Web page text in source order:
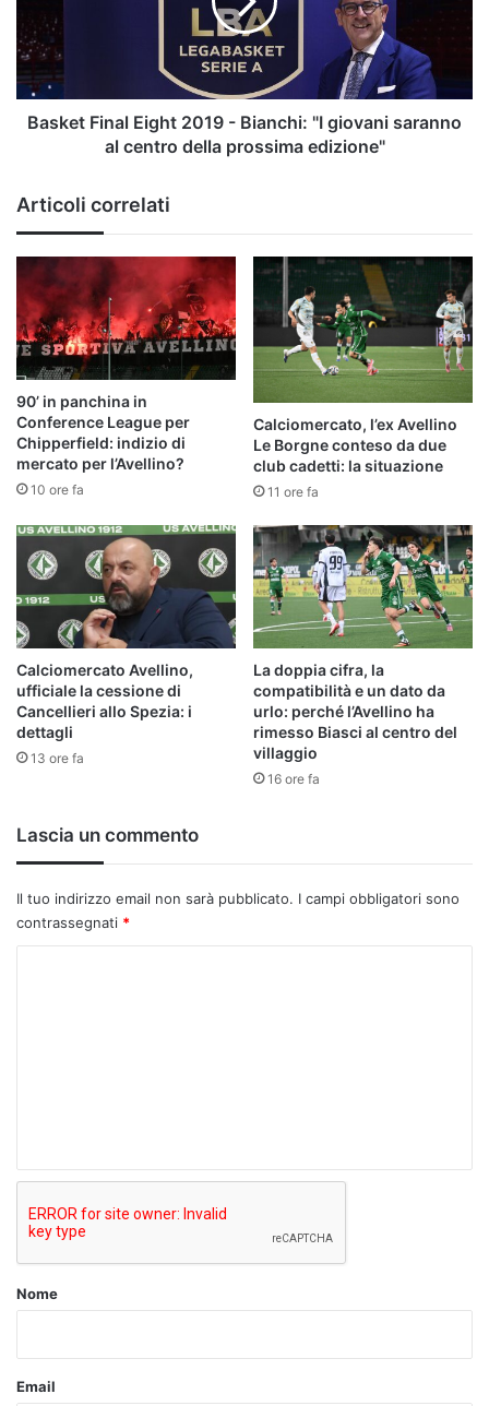
Bianchi:
"I
giovani
saranno
edizione"
Basket Final Eight 2019 - Bianchi: "I giovani saranno
al centro della prossima edizione"
Articoli correlati
90’ in panchina in
Conference League per
Chipperfield: indizio di
mercato per l’Avellino?
10 ore fa
Calciomercato, l’ex Avellino
Le Borgne conteso da due
club cadetti: la situazione
11 ore fa
Calciomercato Avellino,
ufficiale la cessione di
Cancellieri allo Spezia: i
dettagli
13 ore fa
La doppia cifra, la
compatibilità e un dato da
urlo: perché l’Avellino ha
rimesso Biasci al centro del
villaggio
16 ore fa
Lascia un commento
Il tuo indirizzo email non sarà pubblicato. I campi obbligatori sono
contrassegnati *
Nome
Email